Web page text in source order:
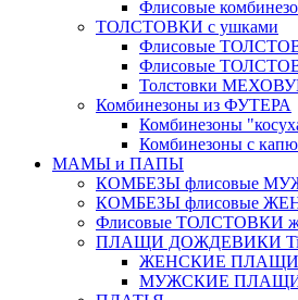
Флисовые
ТОЛСТОВКИ с ушками
Флисовые
Флисовые
Толстовки
Комбинезоны из ФУТЕРА
Комбинезоны
Комбинезоны с
МАМЫ и ПАПЫ
КОМБЕЗЫ флисовые
КОМБЕЗЫ флисовые
Флисовые ТОЛСТОВКИ
ПЛАЩИ ДОЖДЕВИКИ
ЖЕНСКИЕ ПЛАЩИ
МУЖСКИЕ